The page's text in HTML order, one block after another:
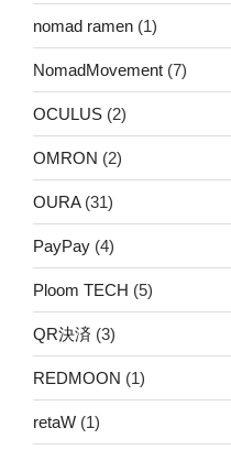
nomad ramen (1)
NomadMovement (7)
OCULUS (2)
OMRON (2)
OURA(31)
PayPay (4)
Ploom TECH (5)
QR決済 (3)
REDMOON (1)
retaW (1)